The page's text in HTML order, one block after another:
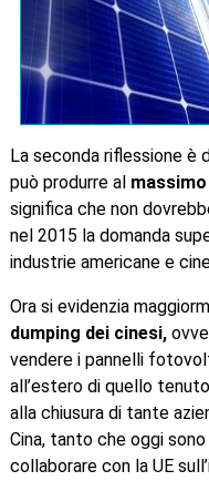
La seconda riflessione è
può produrre al
significa che non
nel 2015 la domanda
industrie americane e
Ora si evidenzia
dumping dei cinesi,
vendere i pannelli
all’estero di quello
alla chiusura di tante
Cina, tanto che oggi
collaborare con la UE